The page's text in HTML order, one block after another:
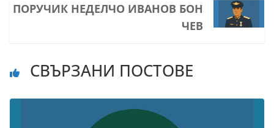
ПОРУЧИК НЕДЕЛЧО ИВАНОВ БОН
ЧЕВ
СВЪРЗАНИ ПОСТОВЕ